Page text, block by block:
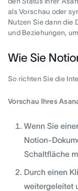
als Vorschau oder
Nutzen Sie dann die
und Beziehungen,
Wie Sie
So richten Sie die
Vorschau Ihres
Wenn Sie
Notion-
Schaltfläche
Durch einen
weitergeleitet